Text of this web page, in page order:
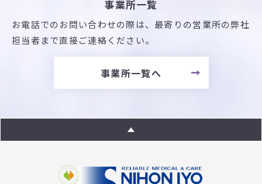
事業所一覧
お電話でのお問い合わせの際は、最寄りの営業所の弊社
担当者まで直接ご連絡ください。
事業所一覧へ